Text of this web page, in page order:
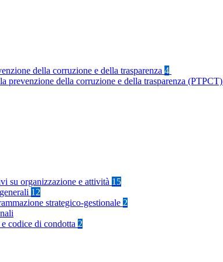
della corruzione e della trasparenza 4
prevenzione della corruzione e della trasparenza (PTPCT)
su organizzazione e attività 15
12
strategico-gestionale 2
codice di condotta 2